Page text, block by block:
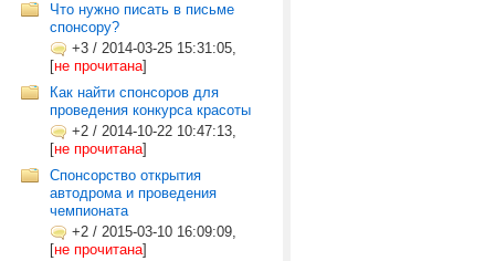
Что нужно писать в письме
спонсору?
+3 / 2014-03-25 15:31:05,
[не прочитана]
Как найти спонсоров для
проведения конкурса красоты
+2 / 2014-10-22 10:47:13,
[не прочитана]
Спонсорство открытия
автодрома и проведения
чемпионата
+2 / 2015-03-10 16:09:09,
[не прочитана]